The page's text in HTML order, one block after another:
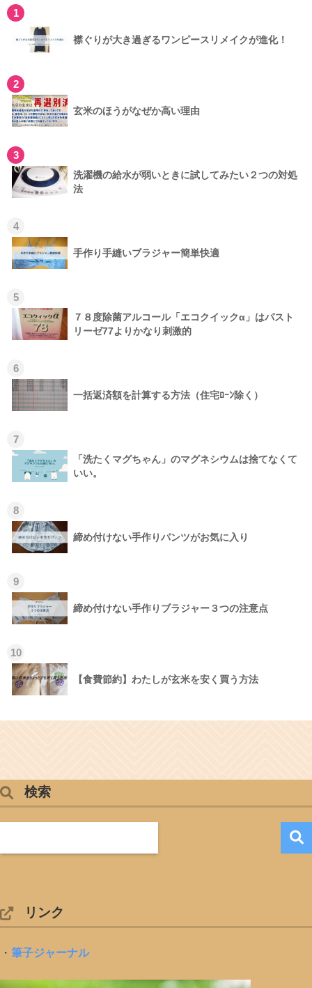
1
襟ぐりが大き過ぎるワンピースリメイクが進化！
2
玄米のほうがなぜか高い理由
3
洗濯機の給水が弱いときに試してみたい２つの対処
法
4
手作り手縫いブラジャー簡単快適
5
７８度除菌アルコール「エコクイックα」はパスト
リーゼ77よりかなり刺激的
6
一括返済額を計算する方法（住宅ﾛｰﾝ除く）
7
「洗たくマグちゃん」のマグネシウムは捨てなくて
いい。
8
締め付けない手作りパンツがお気に入り
9
締め付けない手作りブラジャー３つの注意点
10
【食費節約】わたしが玄米を安く買う方法
検索
リンク
・ 筆子ジャーナル